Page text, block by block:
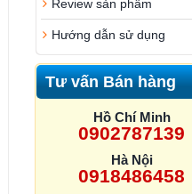
Review sản phẩm
Hướng dẫn sử dụng
Tư vấn Bán hàng
Hồ Chí Minh
0902787139
Hà Nội
0918486458